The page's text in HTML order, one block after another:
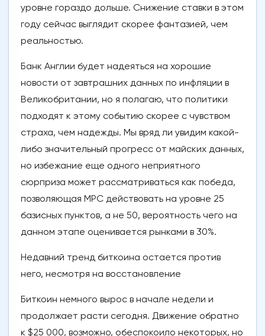
уровне гораздо дольше. Снижение ставки в этом
году сейчас выглядит скорее фантазией, чем
реальностью.
Банк Англии будет надеяться на хорошие
новости от завтрашних данных по инфляции в
Великобритании, но я полагаю, что политики
подходят к этому событию скорее с чувством
страха, чем надежды. Мы вряд ли увидим какой-
либо значительный прогресс от майских данных,
но избежание еще одного неприятного
сюрприза может рассматриваться как победа,
позволяющая MPC действовать на уровне 25
базисных пунктов, а не 50, вероятность чего на
данном этапе оценивается рынками в 30%.
Недавний тренд биткоина остается против
него, несмотря на восстановление
Биткоин немного вырос в начале недели и
продолжает расти сегодня. Движение обратно
к $25 000, возможно, обеспокоило некоторых, но